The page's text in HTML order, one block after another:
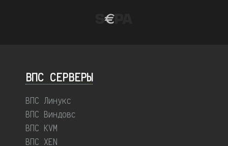
ВПС СЕРВЕРЫ
ВПС Линукс
ВПС Виндовс
ВПС KVM
ВПС XEN